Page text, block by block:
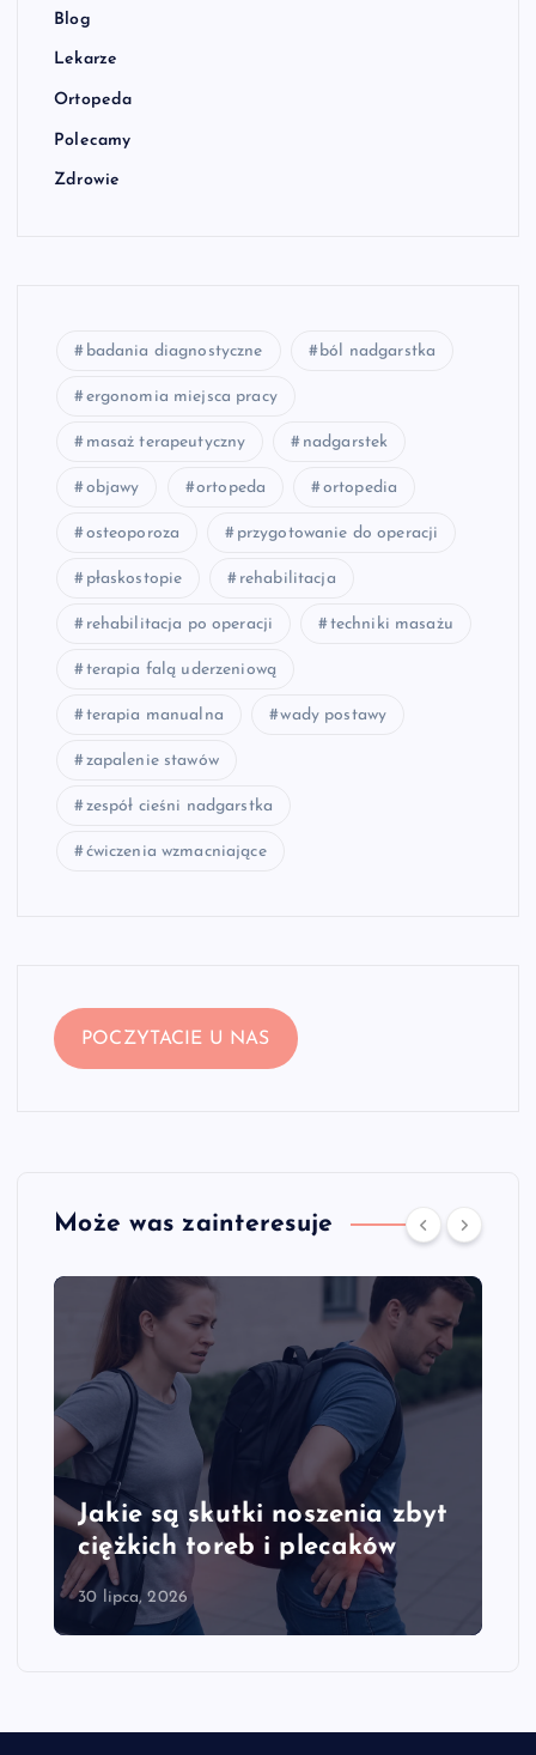
Blog
Lekarze
Ortopeda
Polecamy
Zdrowie
badania diagnostyczne ból nadgarstka
ergonomia miejsca pracy
masaż terapeutyczny nadgarstek
objawy ortopeda ortopedia
osteoporoza przygotowanie do operacji
płaskostopie rehabilitacja
rehabilitacja po operacji techniki masażu
terapia falą uderzeniową
terapia manualna wady postawy
zapalenie stawów
zespół cieśni nadgarstka
ćwiczenia wzmacniające
POCZYTACIE U NAS
Może was zainteresuje
Jakie są skutki noszenia zbyt
ciężkich toreb i plecaków
30 lipca, 2026